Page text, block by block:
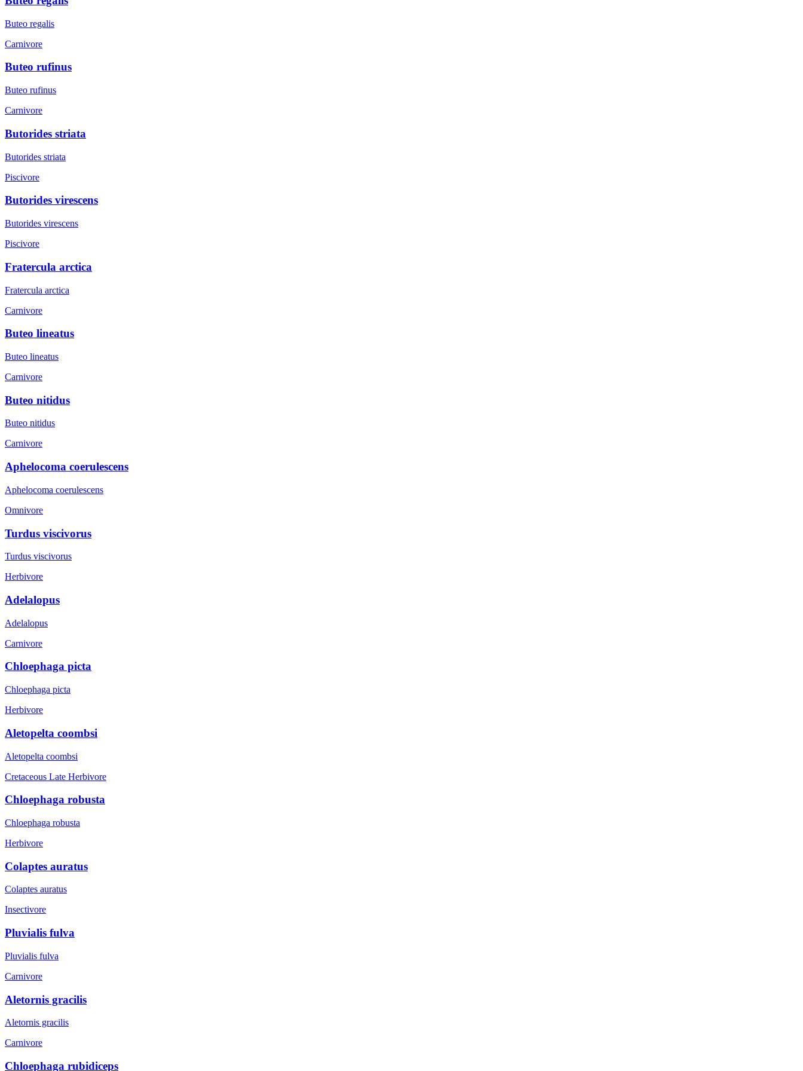
Buteo regalis
Carnivore
Buteo rufinus
Buteo rufinus
Carnivore
Butorides striata
Butorides striata
Piscivore
Butorides virescens
Butorides virescens
Piscivore
Fratercula arctica
Fratercula arctica
Carnivore
Buteo lineatus
Buteo lineatus
Carnivore
Buteo nitidus
Buteo nitidus
Carnivore
Aphelocoma coerulescens
Aphelocoma coerulescens
Omnivore
Turdus viscivorus
Turdus viscivorus
Herbivore
Adelalopus
Adelalopus
Carnivore
Chloephaga picta
Chloephaga picta
Herbivore
Aletopelta coombsi
Aletopelta coombsi
Cretaceous Late Herbivore
Chloephaga robusta
Chloephaga robusta
Herbivore
Colaptes auratus
Colaptes auratus
Insectivore
Pluvialis fulva
Pluvialis fulva
Carnivore
Aletornis gracilis
Aletornis gracilis
Carnivore
Chloephaga rubidiceps